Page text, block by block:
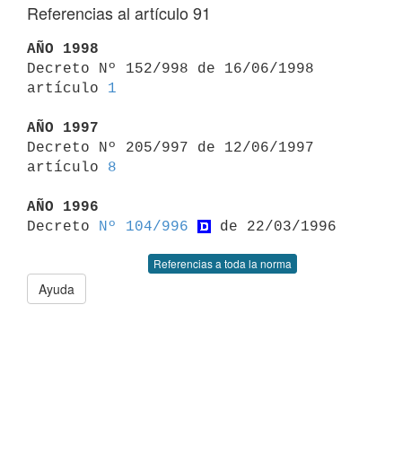
Referencias al artículo 91
AÑO 1998
Decreto Nº 152/998 de 16/06/1998
artículo 1
AÑO 1997
Decreto Nº 205/997 de 12/06/1997
artículo 8
AÑO 1996
Decreto
Nº 104/996
Referencias a toda la norma
Ayuda